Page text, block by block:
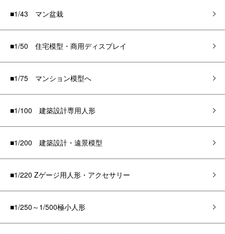
■1/43 マン盆栽
■1/50 住宅模型・商用ディスプレイ
■1/75 マンション模型へ
■1/100 建築設計専用人形
■1/200 建築設計・遠景模型
■1/220 Zゲージ用人形・アクセサリー
■1/250～1/500極小人形